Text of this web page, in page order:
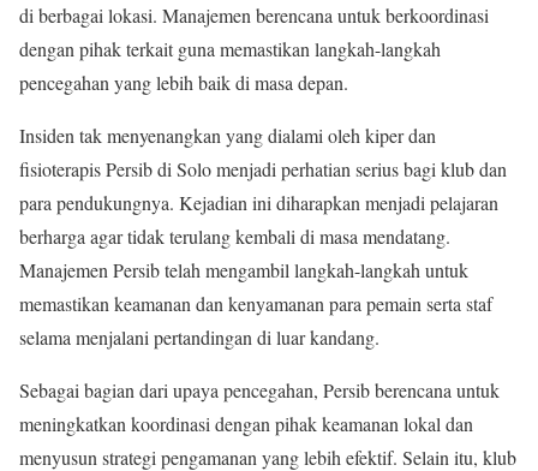
di berbagai lokasi. Manajemen berencana untuk berkoordinasi
dengan pihak terkait guna memastikan langkah-langkah
pencegahan yang lebih baik di masa depan.
Insiden tak menyenangkan yang dialami oleh kiper dan
fisioterapis Persib di Solo menjadi perhatian serius bagi klub dan
para pendukungnya. Kejadian ini diharapkan menjadi pelajaran
berharga agar tidak terulang kembali di masa mendatang.
Manajemen Persib telah mengambil langkah-langkah untuk
memastikan keamanan dan kenyamanan para pemain serta staf
selama menjalani pertandingan di luar kandang.
Sebagai bagian dari upaya pencegahan, Persib berencana untuk
meningkatkan koordinasi dengan pihak keamanan lokal dan
menyusun strategi pengamanan yang lebih efektif. Selain itu, klub